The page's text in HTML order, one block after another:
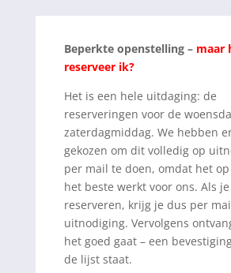
Beperkte openstelling – maar
reserveer ik?
Het is een hele uitdaging: de
reserveringen voor de
zaterdagmiddag. We hebben
gekozen om dit volledig op
per mail te doen, omdat het
het beste werkt voor ons. Als
reserveren, krijg je dus per
uitnodiging. Vervolgens
het goed gaat – een
de lijst staat.